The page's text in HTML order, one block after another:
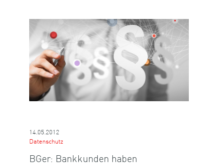
14.05.2012
Datenschutz
BGer: Bankkunden haben